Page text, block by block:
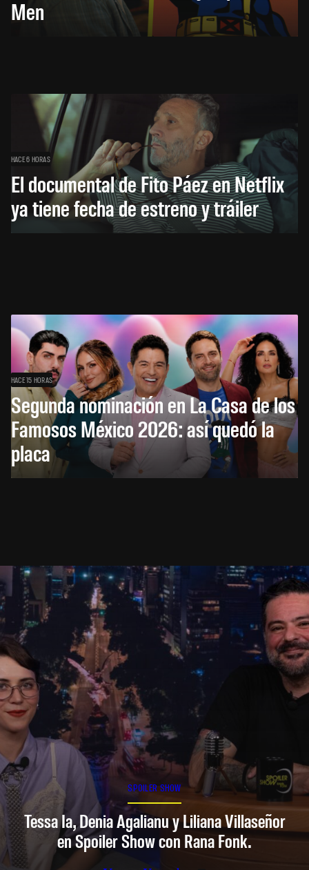
Men
HACE 6 HORAS
El documental de Fito Páez en Netflix
ya tiene fecha de estreno y tráiler
HACE 15 HORAS
Segunda nominación en La Casa de los
Famosos México 2026: así quedó la
placa
SPOILER SHOW
Tessa Ia, Denia Agalianu y Liliana Villaseñor
en Spoiler Show con Rana Fonk.